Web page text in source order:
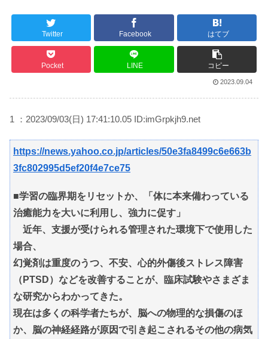
Twitter Facebook はてブ
Pocket LINE コピー
2023.09.04
1 ：2023/09/03(日) 17:41:10.05 ID:imGrpkjh9.net
https://news.yahoo.co.jp/articles/50e3fa8499c6e663b
3fc802995d5ef20f4e7ce75
■学習の臨界期をリセットか、「体に本来備わっている
治癒能力を大いに利用し、強力に促す」
近年、支援が受けられる管理された環境下で使用した
場合、
幻覚剤は重度のうつ、不安、心的外傷後ストレス障害
（PTSD）などを改善することが、臨床試験やさまざま
な研究からわかってきた。
現在は多くの科学者たちが、脳への物理的な損傷のほ
か、脳の神経経路が原因で引き起こされるその他の病気